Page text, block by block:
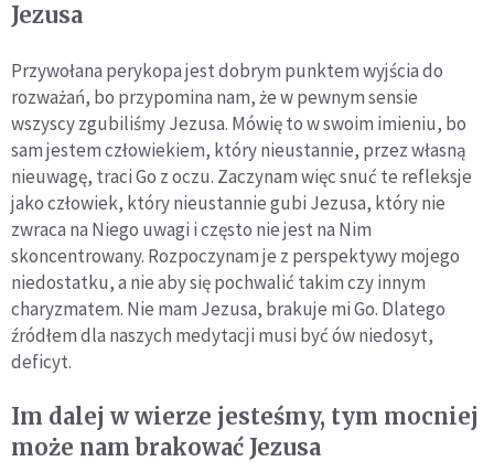
Jezusa
Przywołana perykopa jest dobrym punktem wyjścia do
rozważań, bo przypomina nam, że w pewnym sensie
wszyscy zgubiliśmy Jezusa. Mówię to w swoim imieniu, bo
sam jestem człowiekiem, który nieustannie, przez własną
nieuwagę, traci Go z oczu. Zaczynam więc snuć te refleksje
jako człowiek, który nieustannie gubi Jezusa, który nie
zwraca na Niego uwagi i często nie jest na Nim
skoncentrowany. Rozpoczynam je z perspektywy mojego
niedostatku, a nie aby się pochwalić takim czy innym
charyzmatem. Nie mam Jezusa, brakuje mi Go. Dlatego
źródłem dla naszych medytacji musi być ów niedosyt,
deficyt.
Im dalej w wierze jesteśmy, tym mocniej
może nam brakować Jezusa